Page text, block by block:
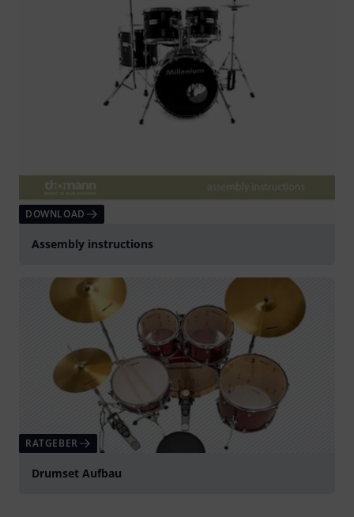
DOWNLOAD
Assembly instructions
RATGEBER
Drumset Aufbau